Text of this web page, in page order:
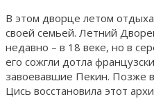
В этом дворце летом
своей семьей. Летний
недавно – в 18 веке, но в
его сожгли дотла
завоевавшие Пекин. Позже
Цись восстановила этот